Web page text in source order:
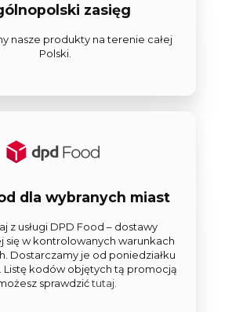
zasięg
nasze produkty na terenie całej
Polski.
dla wybranych miast
z usługi DPD Food – dostawy
się w kontrolowanych warunkach
Dostarczamy je od poniedziałku
Listę kodów objętych tą promocją
sprawdzićtutaj.